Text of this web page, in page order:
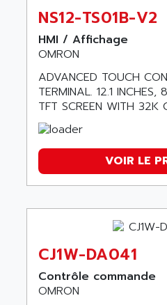
NS12-TS01B-V2
HMI / Affichage
OMRON
ADVANCED TOUCH
TERMINAL. 12.1
TFT SCREEN WITH 32K
VOIR LE
CJ1W-DA041
Contrôle commande
OMRON